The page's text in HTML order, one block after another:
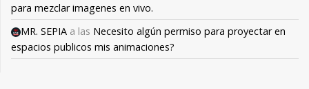
para mezclar imagenes en vivo.
MR. SEPIA a las Necesito algún permiso para proyectar en
espacios publicos mis animaciones?